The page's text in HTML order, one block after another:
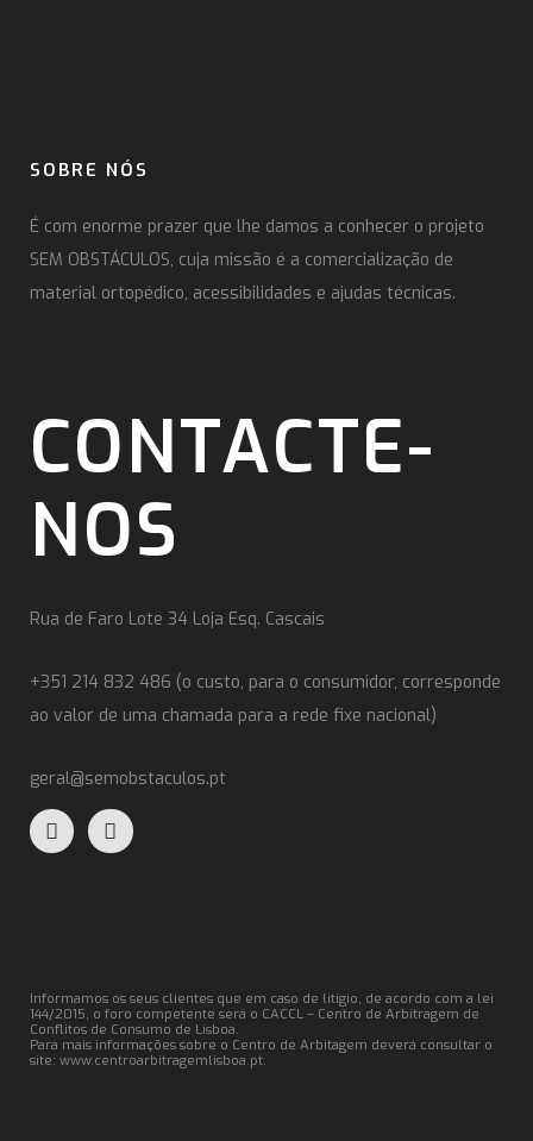
SOBRE NÓS
É com enorme prazer que lhe damos a conhecer o projeto
SEM OBSTÁCULOS, cuja missão é a comercialização de
material ortopédico, acessibilidades e ajudas técnicas.
CONTACTE-
NOS
Rua de Faro Lote 34 Loja Esq. Cascais
+351 214 832 486 (o custo, para o consumidor, corresponde
ao valor de uma chamada para a rede fixe nacional)
geral@semobstaculos.pt
Informamos os seus clientes que em caso de litígio, de acordo com a lei
144/2015, o foro competente será o CACCL – Centro de Arbitragem de
Conflitos de Consumo de Lisboa.
Para mais informações sobre o Centro de Arbitagem deverá consultar o
site: www.centroarbitragemlisboa.pt.